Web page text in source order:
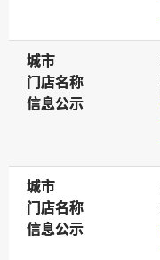
城市
城市
门店名称
门店名称
信息公示
信息公示
城市
城市
门店名称
门店名称
信息公示
信息公示